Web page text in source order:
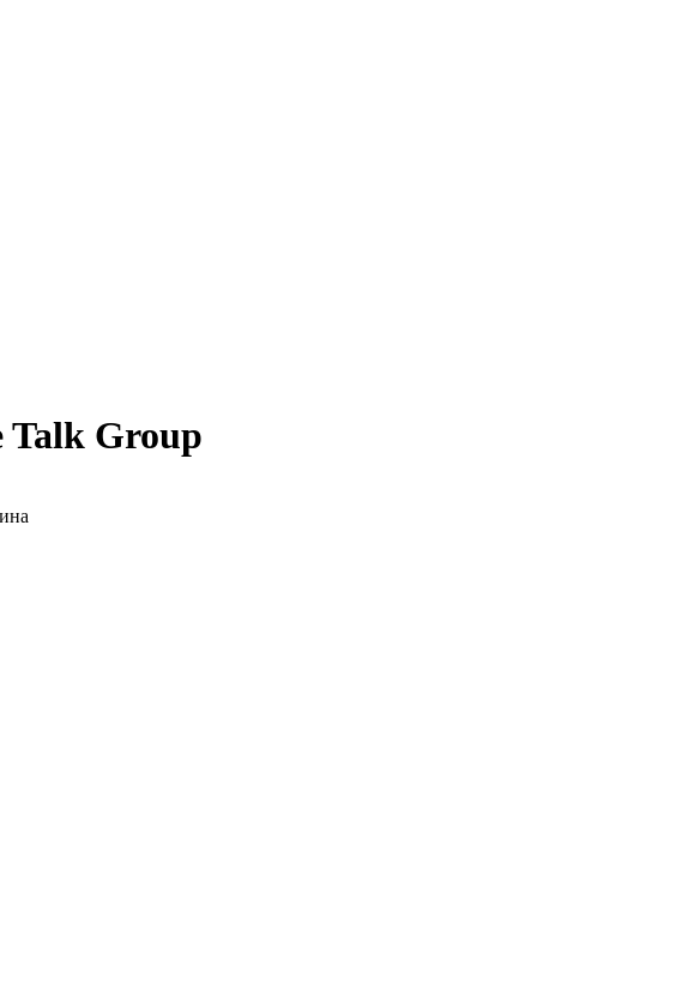
Talk Group